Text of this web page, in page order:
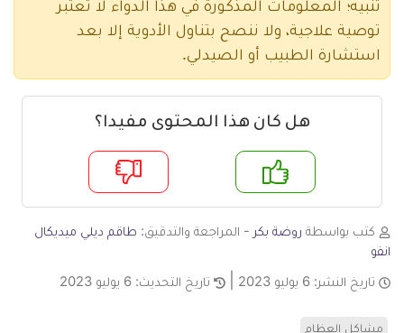
تنبيه؛ المعلومات المذكورة في هذا الدواء لا تعتبر
توصية علاجية، ولا ننصح بتناول الأدوية إلا بعد
استشارة الطبيب أو الصيدلي.
هل كان هذا المحتوى مفيدا؟
لا
كتب بواسطة روضة بكر - المراجعة والتدقيق: طاقم ديلي ميديكال
انفو
تاريخ النشر: 6 يوليو 2023 تاريخ التحديث: 6 يوليو 2023
مشاكل العظام